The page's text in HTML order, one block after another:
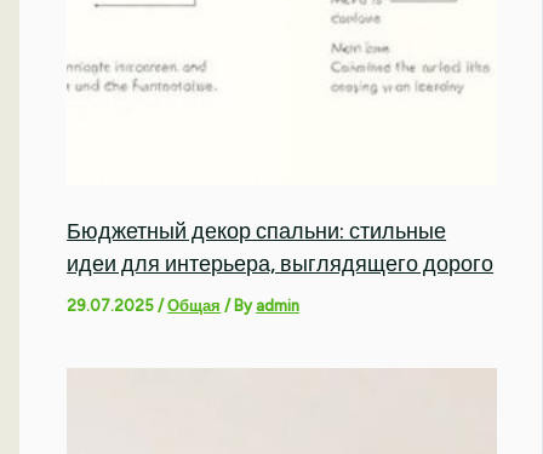
Бюджетный декор спальни: стильные
идеи для интерьера, выглядящего дорого
29.07.2025/Общая / Byadmin